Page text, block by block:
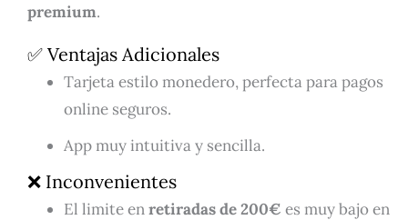
premium.
✅ Ventajas Adicionales
Tarjeta estilo monedero, perfecta para pagos
online seguros.
App muy intuitiva y sencilla.
❌ Inconvenientes
El limite enretiradas de 200€ es muy bajo en